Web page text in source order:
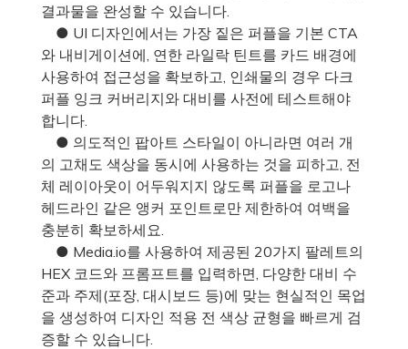
결과물을 완성할 수 있습니다.
● UI 디자인에서는 가장 짙은 퍼플을 기본 CTA
와 내비게이션에, 연한 라일락 틴트를 카드 배경에
사용하여 접근성을 확보하고, 인쇄물의 경우 다크
퍼플 잉크 커버리지와 대비를 사전에 테스트해야
합니다.
● 의도적인 팝아트 스타일이 아니라면 여러 개
의 고채도 색상을 동시에 사용하는 것을 피하고, 전
체 레이아웃이 어두워지지 않도록 퍼플을 로고나
헤드라인 같은 앵커 포인트로만 제한하여 여백을
충분히 확보하세요.
● Media.io를 사용하여 제공된 20가지 팔레트의
HEX 코드와 프롬프트를 입력하면, 다양한 대비 수
준과 주제(포장, 대시보드 등)에 맞는 현실적인 목업
을 생성하여 디자인 적용 전 색상 균형을 빠르게 검
증할 수 있습니다.